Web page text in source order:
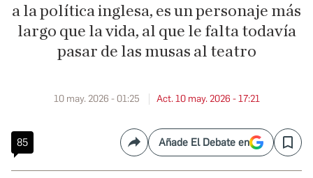
a la política inglesa, es un personaje más
largo que la vida, al que le falta todavía
pasar de las musas al teatro
10 may. 2026 - 01:25 Act. 10 may. 2026 - 17:21
85 CompartirAñade El Debate en Save